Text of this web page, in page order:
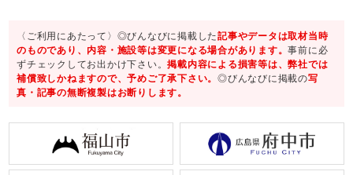
〈ご利用にあたって〉◎びんなびに掲載した記事やデータは取材当時
のものであり、内容・施設等は変更になる場合があります。事前に必
ずチェックしてお出かけ下さい。掲載内容による損害等は、弊社では
補償致しかねますので、予めご了承下さい。◎びんなびに掲載の写
真・記事の無断複製はお断りします。